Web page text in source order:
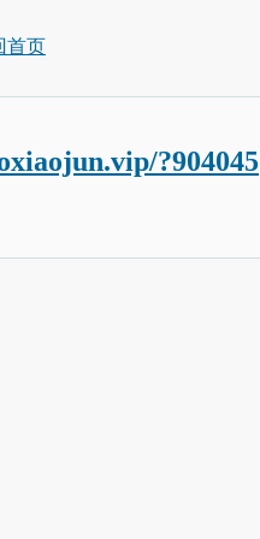
首页
?904045